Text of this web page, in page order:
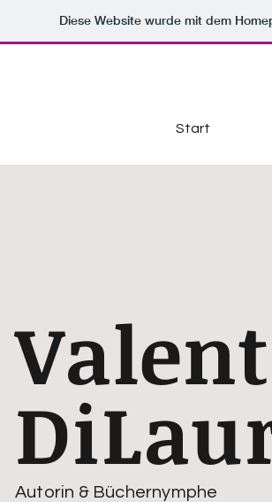
Diese Website wurde mit dem
Start
Autorin & Büchernymphe